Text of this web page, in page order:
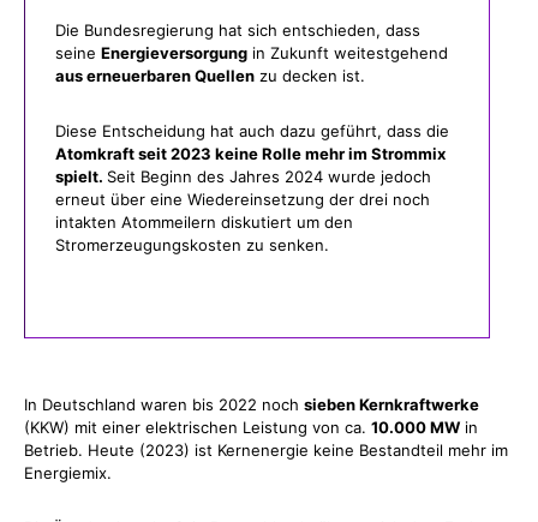
Die Bundesregierung hat sich entschieden, dass
seine Energieversorgung in Zukunft weitestgehend
aus erneuerbaren Quellen zu decken ist.
Diese Entscheidung hat auch dazu geführt, dass die
Atomkraft seit 2023 keine Rolle mehr im Strommix
spielt. Seit Beginn des Jahres 2024 wurde jedoch
erneut über eine Wiedereinsetzung der drei noch
intakten Atommeilern diskutiert um den
Stromerzeugungskosten zu senken.
In Deutschland waren bis 2022 noch sieben Kernkraftwerke
(KKW) mit einer elektrischen Leistung von ca. 10.000 MW in
Betrieb. Heute (2023) ist Kernenergie keine Bestandteil mehr im
Energiemix.